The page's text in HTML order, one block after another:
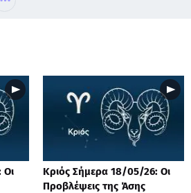
Οι
Κριός Σήμερα 18/05/26: Οι
Προβλέψεις της Άσης